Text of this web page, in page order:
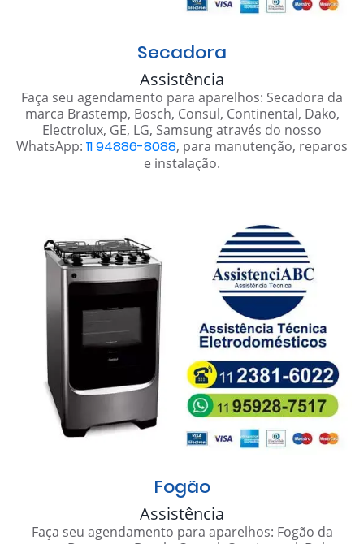
Secadora
Assistência
Faça seu agendamento para aparelhos: Secadora da
marca Brastemp, Bosch, Consul, Continental, Dako,
Electrolux, GE, LG, Samsung através do nosso
WhatsApp: 11 94886-8088, para manutenção, reparos
e instalação.
Fogão
Assistência
Faça seu agendamento para aparelhos: Fogão da